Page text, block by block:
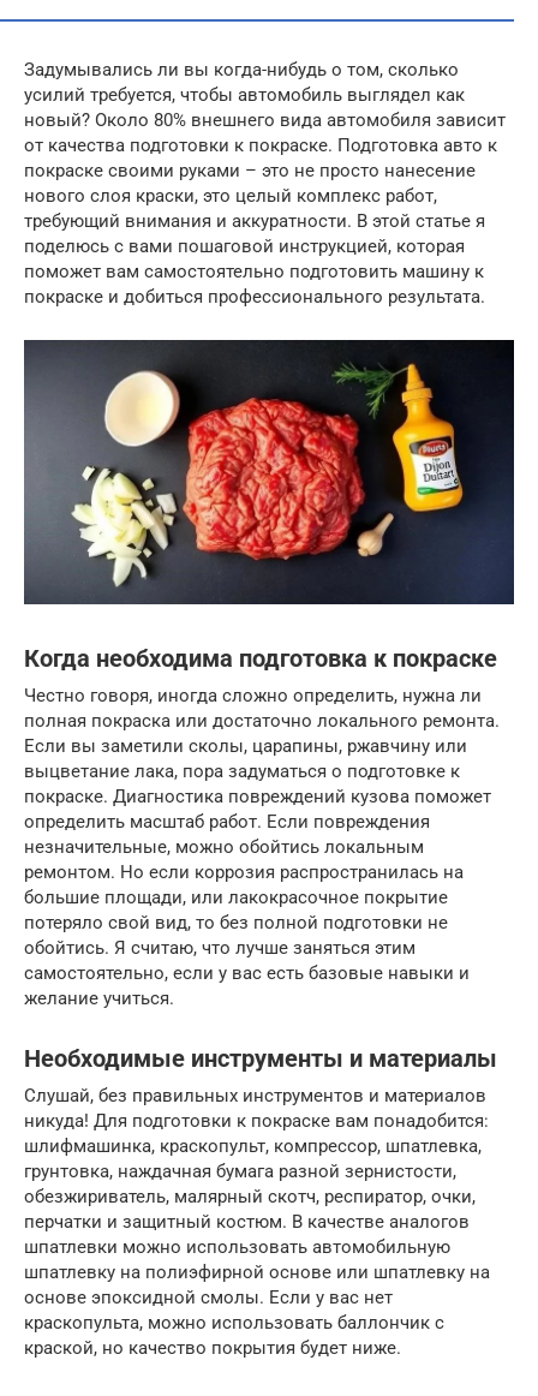
Задумывались ли вы когда-нибудь о том, сколько
усилий требуется, чтобы автомобиль выглядел как
новый? Около 80% внешнего вида автомобиля зависит
от качества подготовки к покраске. Подготовка авто к
покраске своими руками – это не просто нанесение
нового слоя краски, это целый комплекс работ,
требующий внимания и аккуратности. В этой статье я
поделюсь с вами пошаговой инструкцией, которая
поможет вам самостоятельно подготовить машину к
покраске и добиться профессионального результата.
Когда необходима подготовка к покраске
Честно говоря, иногда сложно определить, нужна ли
полная покраска или достаточно локального ремонта.
Если вы заметили сколы, царапины, ржавчину или
выцветание лака, пора задуматься о подготовке к
покраске. Диагностика повреждений кузова поможет
определить масштаб работ. Если повреждения
незначительные, можно обойтись локальным
ремонтом. Но если коррозия распространилась на
большие площади, или лакокрасочное покрытие
потеряло свой вид, то без полной подготовки не
обойтись. Я считаю, что лучше заняться этим
самостоятельно, если у вас есть базовые навыки и
желание учиться.
Необходимые инструменты и материалы
Слушай, без правильных инструментов и материалов
никуда! Для подготовки к покраске вам понадобится:
шлифмашинка, краскопульт, компрессор, шпатлевка,
грунтовка, наждачная бумага разной зернистости,
обезжириватель, малярный скотч, респиратор, очки,
перчатки и защитный костюм. В качестве аналогов
шпатлевки можно использовать автомобильную
шпатлевку на полиэфирной основе или шпатлевку на
основе эпоксидной смолы. Если у вас нет
краскопульта, можно использовать баллончик с
краской, но качество покрытия будет ниже.